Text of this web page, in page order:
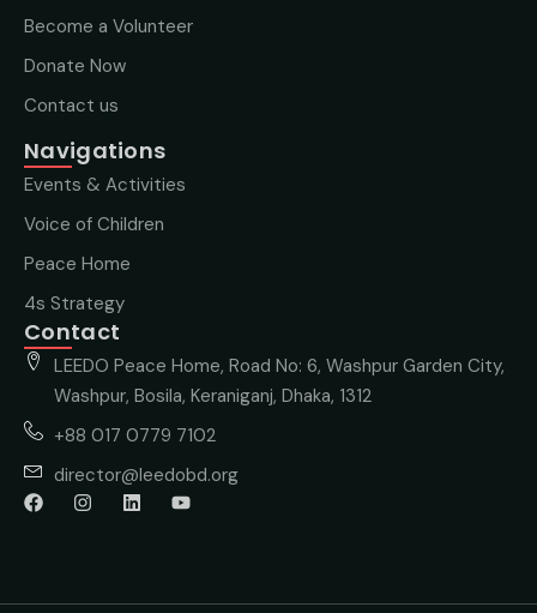
Become a Volunteer
Donate Now
Contact us
Navigations
Events & Activities
Voice of Children
Peace Home
4s Strategy
Contact
LEEDO Peace Home, Road No: 6, Washpur Garden City,
Washpur, Bosila, Keraniganj, Dhaka, 1312
+88 017 0779 7102
director@leedobd.org